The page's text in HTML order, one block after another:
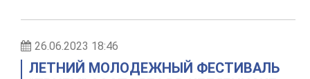
26.06.2023 18:46
ЛЕТНИЙ МОЛОДЕЖНЫЙ ФЕСТИВАЛЬ